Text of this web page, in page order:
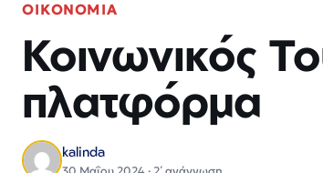
ΟΙΚΟΝΟΜΙΑ
Κοινωνικός
πλατφόρμα
kalinda